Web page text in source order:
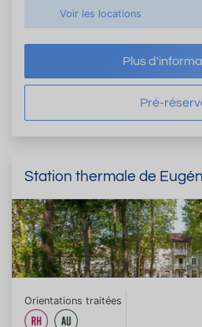
Voir les locations
Plus
Pré-
Station thermale de
Orientations traitées